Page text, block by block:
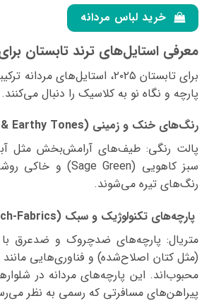
انواع
مختلفی
باشد.
گزینه
ها
ممکن
است
در
صفحه
محصول
انتخاب
شوند
مختلفی
می
باشد.
گزینه
ها
ممکن
است
در
صفحه
محصول
خرید لباس مردانه
معرفی استایل‌های ترند تابستان
برای تابستان ۲۰۲۵، استایل‌های
پارچه و نگاه نو به کلاسیک را دنبال می‌کنند.
رنگ‌های خنک و زمینی (Cool & Earthy Tones)
رنگ‌های تیره می‌شوند.
پارچه‌های تکنولوژیک و سبک (Tech-Fabrics)
متریال: پارچه‌های ضدچروک و ضدعرق با
محبوب‌اند. این پارچه‌های مردانه در
پیراهن‌های مسافرتی که رسمی به نظر